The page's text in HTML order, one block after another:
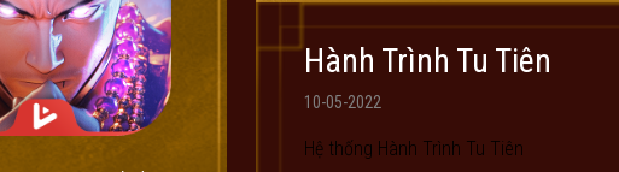
Hành Trình Tu Tiên
10-05-2022
Hệ thống Hành Trình Tu Tiên